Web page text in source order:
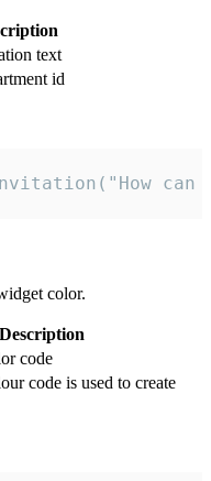
text
id
color.
Description
code
code is used to create